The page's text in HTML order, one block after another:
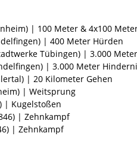
| 100 Meter & 4x100
| 400 Meter Hürden
Tübingen) | 3.000
| 3.000 Meter
| 20 Kilometer Gehen
| Weitsprung
| Kugelstoßen
| Zehnkampf
| Zehnkampf